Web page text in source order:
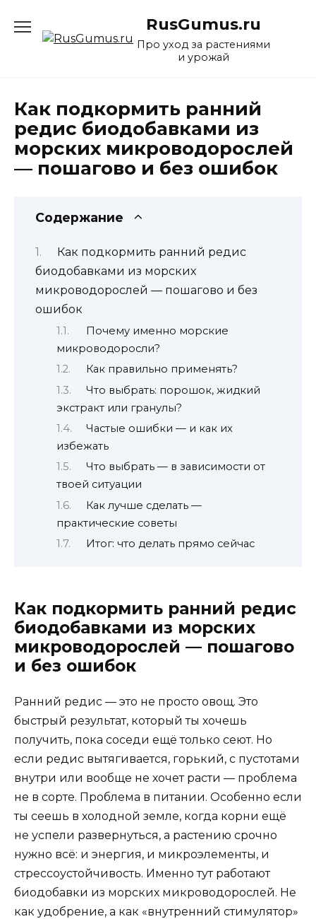
содержанию
RusGumus.ru
Про уход за растениями
и урожай
Как подкормить ранний
редис биодобавками из
морских микроводорослей
— пошагово и без ошибок
Содержание
Как подкормить ранний редис
биодобавками из морских
микроводорослей — пошагово и без
ошибок
Почему именно морские
микроводоросли?
Как правильно применять?
Что выбрать: порошок, жидкий
экстракт или гранулы?
Частые ошибки — и как их
избежать
Что выбрать — в зависимости от
твоей ситуации
Как лучше сделать —
практические советы
Итог: что делать прямо сейчас
Как подкормить ранний редис
биодобавками из морских
микроводорослей — пошагово
и без ошибок
Ранний редис — это не просто овощ. Это
быстрый результат, который ты хочешь
получить, пока соседи ещё только сеют. Но
если редис вытягивается, горький, с пустотами
внутри или вообще не хочет расти — проблема
не в сорте. Проблема в питании. Особенно если
ты сеешь в холодной земле, когда корни ещё
не успели развернуться, а растению срочно
нужно всё: и энергия, и микроэлементы, и
стрессоустойчивость. Именно тут работают
биодобавки из морских микроводорослей. Не
как удобрение, а как «внутренний стимулятор»